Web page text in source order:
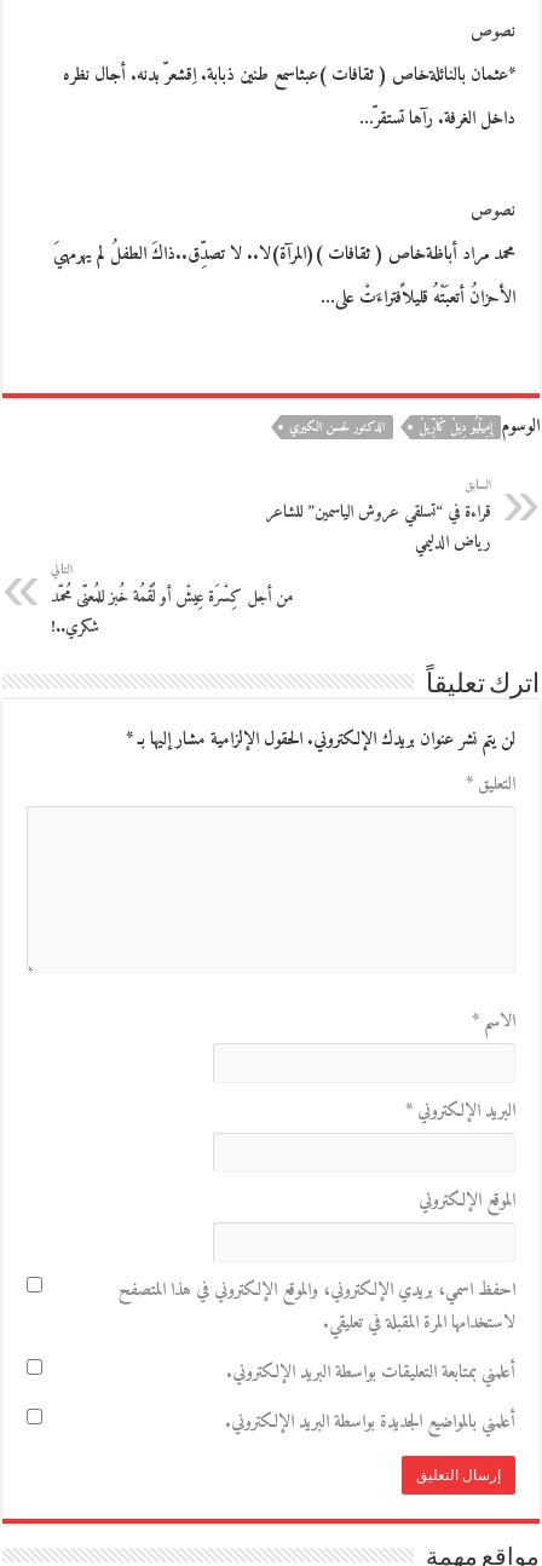
نصوص
*عثمان بالنائلةخاص ( ثقافات )عبثاسمع طنين ذبابة. اِقشعرّ بدنه. أجال نظره
داخل الغرفة. رآها تستقرّ…
نصوص
محمد مراد أباظةخاص ( ثقافات )(المرآة)لا.. لا تصدِّق..ذاكَ الطفلُ لم يهرمهيَ
الأحزانُ أتعبَتْهُ قليلاًفتراءَتْ على…
الوسوم إِمِيلْيُو دِيلْ كَارِّيلْ الدكتور لحسن الكيري
السابق
قراءة في “تسلقي عروش الياسمين” للشاعر
رياض الدليمي
التالي
من أجل كِسْرَة عِيشْ أو لُقْمُة خُبز للمُعنّى مُحمّد
شكري..!
اترك تعليقاً
لن يتم نشر عنوان بريدك الإلكتروني.الحقول الإلزامية مشار إليها بـ*
التعليق*
الاسم*
البريد الإلكتروني*
الموقع الإلكتروني
احفظ اسمي، بريدي الإلكتروني، والموقع الإلكتروني في هذا المتصفح
لاستخدامها المرة المقبلة في تعليقي.
أعلمني بمتابعة التعليقات بواسطة البريد الإلكتروني.
أعلمني بالمواضيع الجديدة بواسطة البريد الإلكتروني.
مواقع مهمة